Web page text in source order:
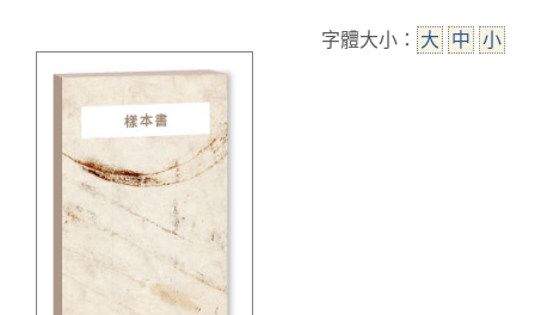
字體大小： 大 中 小